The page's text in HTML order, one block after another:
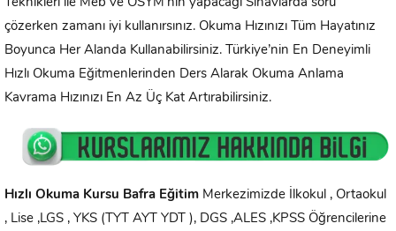
Teknikleri ile Meb ve ÖSYM’nin yapacağı Sınavlarda soru
çözerken zamanı iyi kullanırsınız. Okuma Hızınızı Tüm Hayatınız
Boyunca Her Alanda Kullanabilirsiniz. Türkiye’nin En Deneyimli
Hızlı Okuma Eğitmenlerinden Ders Alarak Okuma Anlama
Kavrama Hızınızı En Az Üç Kat Artırabilirsiniz.
Hızlı Okuma Kursu Bafra Eğitim Merkezimizde İlkokul , Ortaokul
, Lise ,LGS , YKS (TYT AYT YDT ), DGS ,ALES ,KPSS Öğrencilerine